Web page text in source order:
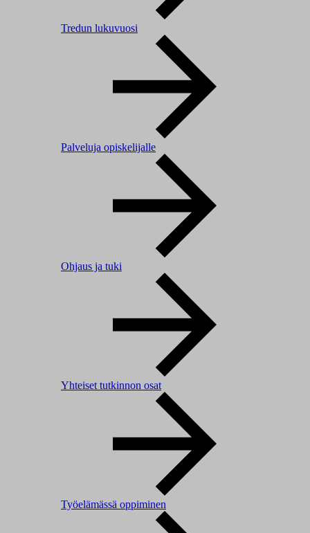
Tredun lukuvuosi
Palveluja opiskelijalle
Ohjaus ja tuki
Yhteiset tutkinnon osat
Työelämässä oppiminen